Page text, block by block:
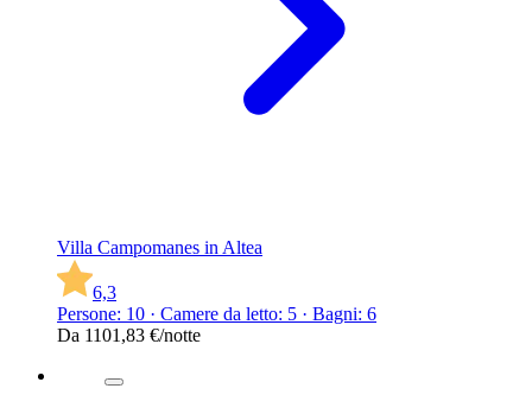
Villa Campomanes in Altea
6,3
Persone: 10 · Camere da letto: 5 · Bagni: 6
Da 1101,83 €/notte